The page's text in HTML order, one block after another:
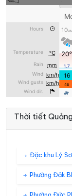
Thời tiết
Đặc khu Lý
Phường Đăk
Phường Đức